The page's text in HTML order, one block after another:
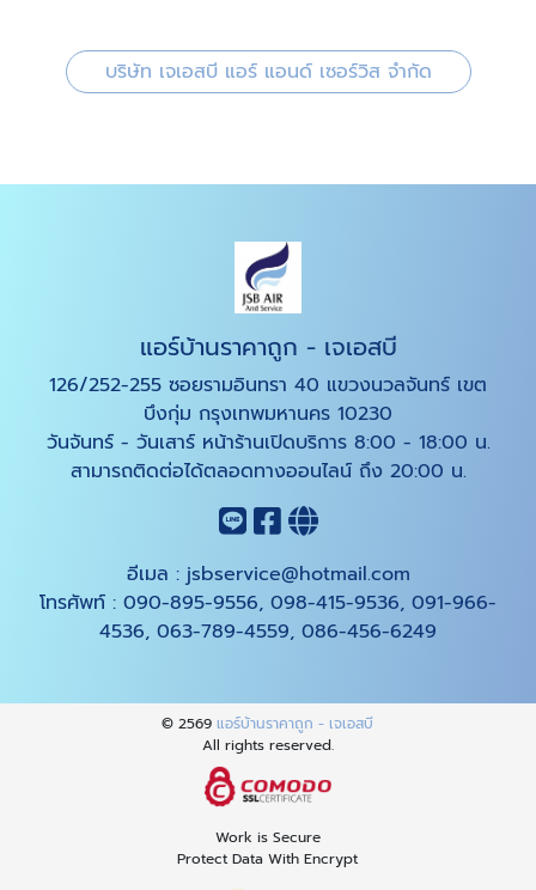
บริษัท เจเอสบี แอร์ แอนด์ เซอร์วิส จำกัด
แอร์บ้านราคาถูก - เจเอสบี
126/252-255 ซอยรามอินทรา 40 แขวงนวลจันทร์ เขต
บึงกุ่ม กรุงเทพมหานคร 10230
วันจันทร์ - วันเสาร์ หน้าร้านเปิดบริการ 8:00 - 18:00 น.
สามารถติดต่อได้ตลอดทางออนไลน์ ถึง 20:00 น.
อีเมล : jsbservice@hotmail.com
โทรศัพท์ : 090-895-9556, 098-415-9536, 091-966-
4536, 063-789-4559, 086-456-6249
© 2569แอร์บ้านราคาถูก - เจเอสบี
All rights reserved.
Work is Secure
Protect Data With Encrypt